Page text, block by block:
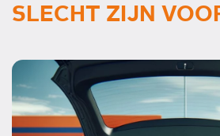
SLECHT ZIJN